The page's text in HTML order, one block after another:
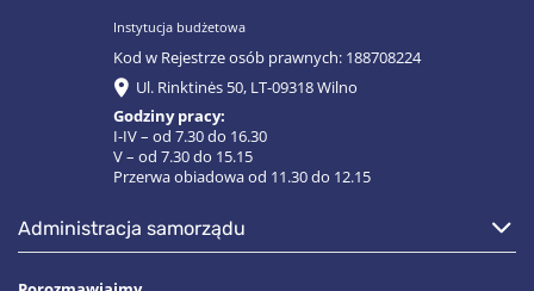
Instytucja budżetowa
Kod w Rejestrze osób prawnych: 188708224
Ul. Rinktinės 50, LT-09318 Wilno
Godziny pracy:
I-IV – od 7.30 do 16.30
V – od 7.30 do 15.15
Przerwa obiadowa od 11.30 do 12.15
administracja samorządu